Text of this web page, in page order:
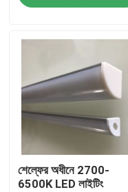
মান নিয়ন্ত্রণ
খবর
উদ্ধৃতির জন্য আবেদন
LED নিয়ন স্ট্রিপ লাইট
শেল্ফের অধীনে 2700-
6500K LED লাইটিং